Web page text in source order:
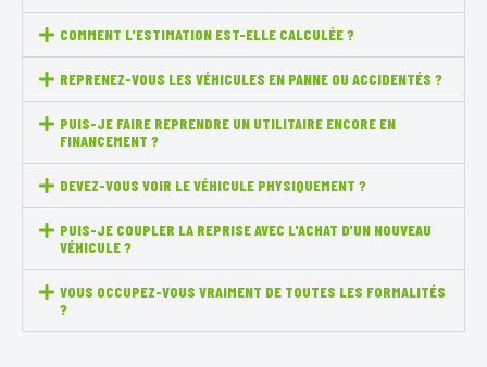
COMMENT L'ESTIMATION EST-ELLE CALCULÉE ?
REPRENEZ-VOUS LES VÉHICULES EN PANNE OU ACCIDENTÉS ?
PUIS-JE FAIRE REPRENDRE UN UTILITAIRE ENCORE EN
FINANCEMENT ?
DEVEZ-VOUS VOIR LE VÉHICULE PHYSIQUEMENT ?
PUIS-JE COUPLER LA REPRISE AVEC L'ACHAT D'UN NOUVEAU
VÉHICULE ?
VOUS OCCUPEZ-VOUS VRAIMENT DE TOUTES LES FORMALITÉS
?